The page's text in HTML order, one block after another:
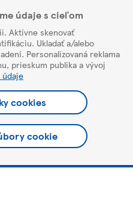
údaje s cieľom
Aktívne skenovať
Ukladať a/alebo
Personalizovaná reklama
prieskum publika a vývoj
údaje
cookies
cookie